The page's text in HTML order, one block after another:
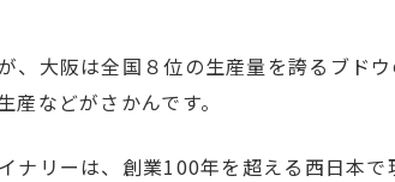
、大阪は全国８位の生産量を誇るブド
産などがさかんです。
ナリーは、創業100年を超える西日本